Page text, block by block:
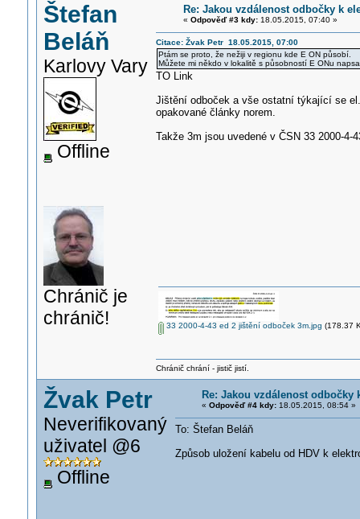
Štefan
Beláň
Karlovy Vary
Offline
Chránič je
chránič!
Re: Jakou vzdálenost odbočky k
« Odpověď #3 kdy:18.05.2015, 07:40 »
Citace: Žvak Petr 18.05.2015, 07:00
Ptám se proto, že nežiji v regionu kde E ON působí.
Můžete mi někdo v lokalitě s působností E ONu
TO Link
Jištění odboček a vše ostatní týkající se
opakované články norem.
Takže 3m jsou uvedené v ČSN 33 2000-4-
33 2000-4-43 ed 2 jištění odboček 3m.jpg (178.37
Chránič chrání - jistič jistí.
Žvak Petr
Neverifikovaný
uživatel @6
Offline
Re: Jakou vzdálenost
« Odpověď #4 kdy:18.05.2015, 08:54 »
To: Štefan Beláň
Způsob uložení kabelu od HDV k